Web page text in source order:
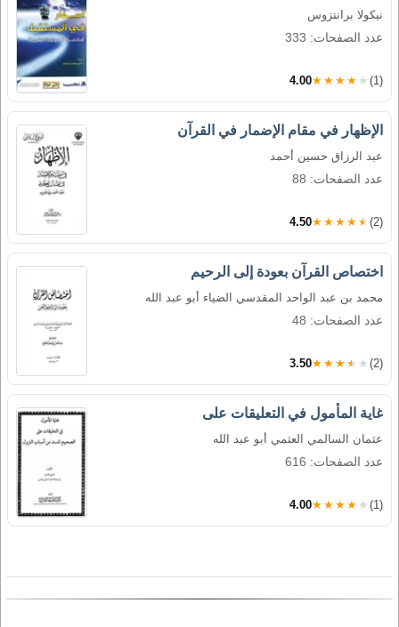
نيكولا برانتزوس
عدد الصفحات: 333
4.00★★★★★ (1)
الإظهار في مقام الإضمار في القرآن
عبد الرزاق حسين أحمد
عدد الصفحات: 88
4.50★★★★★ (2)
اختصاص القرآن بعودة إلى الرحيم
محمد بن عبد الواحد المقدسي الضياء أبو عبد الله
عدد الصفحات: 48
3.50★★★★★ (2)
غاية المأمول في التعليقات على
عثمان السالمي العثمي أبو عبد الله
عدد الصفحات: 616
4.00★★★★★ (1)